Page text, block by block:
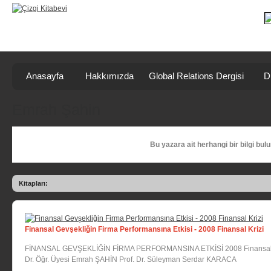
Anasayfa Hakkımızda Global Relations Dergisi
Bu yazara ait herhangi bir bilgi
Kitapları:
Finansal Gevşekliğin Firma Performansına Etkisi - 2008 Finansal Krizi
FİNANSAL GEVŞEKLİĞİN FİRMA PERFORMANSINA ETKİSİ 2008
Dr. Öğr. Üyesi Emrah ŞAHİN Prof. Dr. Süleyman Serdar KARACA